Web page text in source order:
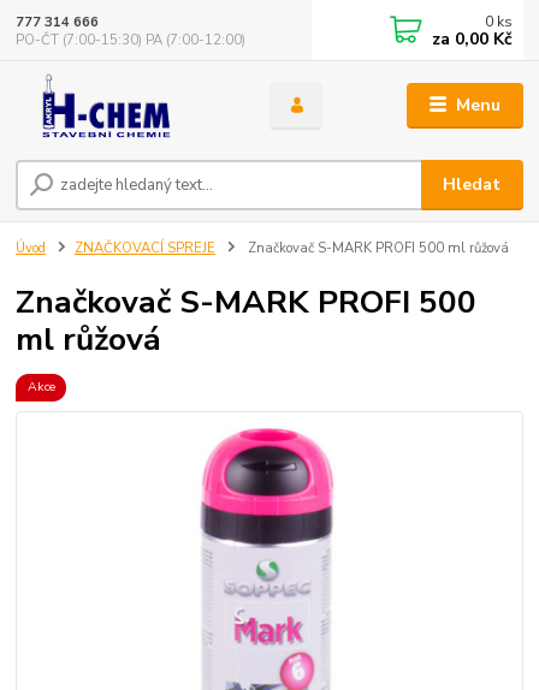
Menu
Hledat
777 314 666
PO-ČT (7:00-15:30) PA (7:00-12:00)
0 ks
za 0,00 Kč
Úvod ZNAČKOVACÍ SPREJE Značkovač S-MARK PROFI 500 ml růžová
Značkovač S-MARK PROFI 500
ml růžová
Akce